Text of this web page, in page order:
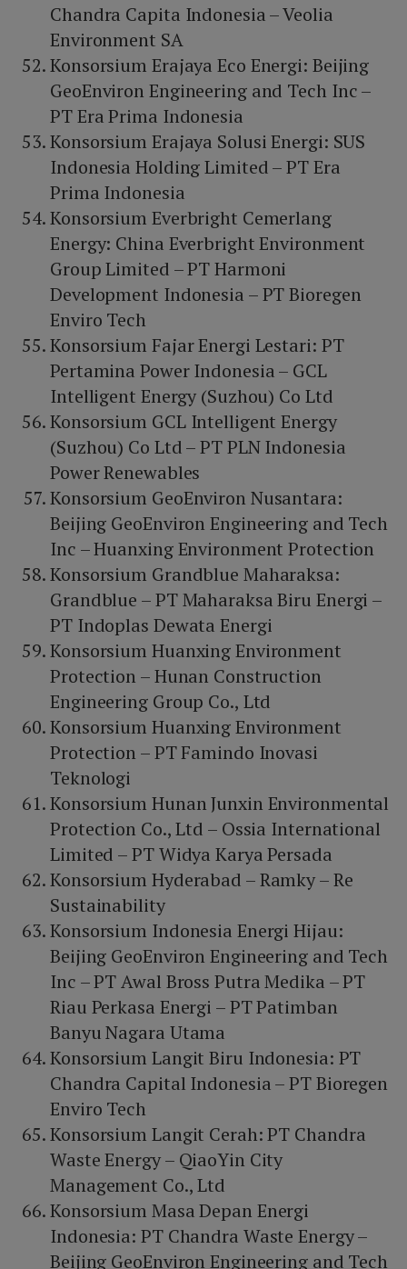
Chandra Capita Indonesia – Veolia
Environment SA
Konsorsium Erajaya Eco Energi: Beijing
GeoEnviron Engineering and Tech Inc –
PT Era Prima Indonesia
Konsorsium Erajaya Solusi Energi: SUS
Indonesia Holding Limited – PT Era
Prima Indonesia
Konsorsium Everbright Cemerlang
Energy: China Everbright Environment
Group Limited – PT Harmoni
Development Indonesia – PT Bioregen
Enviro Tech
Konsorsium Fajar Energi Lestari: PT
Pertamina Power Indonesia – GCL
Intelligent Energy (Suzhou) Co Ltd
Konsorsium GCL Intelligent Energy
(Suzhou) Co Ltd – PT PLN Indonesia
Power Renewables
Konsorsium GeoEnviron Nusantara:
Beijing GeoEnviron Engineering and Tech
Inc – Huanxing Environment Protection
Konsorsium Grandblue Maharaksa:
Grandblue – PT Maharaksa Biru Energi –
PT Indoplas Dewata Energi
Konsorsium Huanxing Environment
Protection – Hunan Construction
Engineering Group Co., Ltd
Konsorsium Huanxing Environment
Protection – PT Famindo Inovasi
Teknologi
Konsorsium Hunan Junxin Environmental
Protection Co., Ltd – Ossia International
Limited – PT Widya Karya Persada
Konsorsium Hyderabad – Ramky – Re
Sustainability
Konsorsium Indonesia Energi Hijau:
Beijing GeoEnviron Engineering and Tech
Inc – PT Awal Bross Putra Medika – PT
Riau Perkasa Energi – PT Patimban
Banyu Nagara Utama
Konsorsium Langit Biru Indonesia: PT
Chandra Capital Indonesia – PT Bioregen
Enviro Tech
Konsorsium Langit Cerah: PT Chandra
Waste Energy – QiaoYin City
Management Co., Ltd
Konsorsium Masa Depan Energi
Indonesia: PT Chandra Waste Energy –
Beijing GeoEnviron Engineering and Tech